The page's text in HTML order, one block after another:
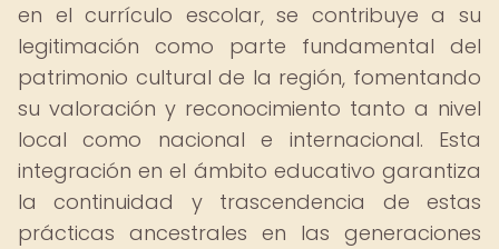
en el currículo escolar, se contribuye a su
legitimación como parte fundamental del
patrimonio cultural de la región, fomentando
su valoración y reconocimiento tanto a nivel
local como nacional e internacional. Esta
integración en el ámbito educativo garantiza
la continuidad y trascendencia de estas
prácticas ancestrales en las generaciones